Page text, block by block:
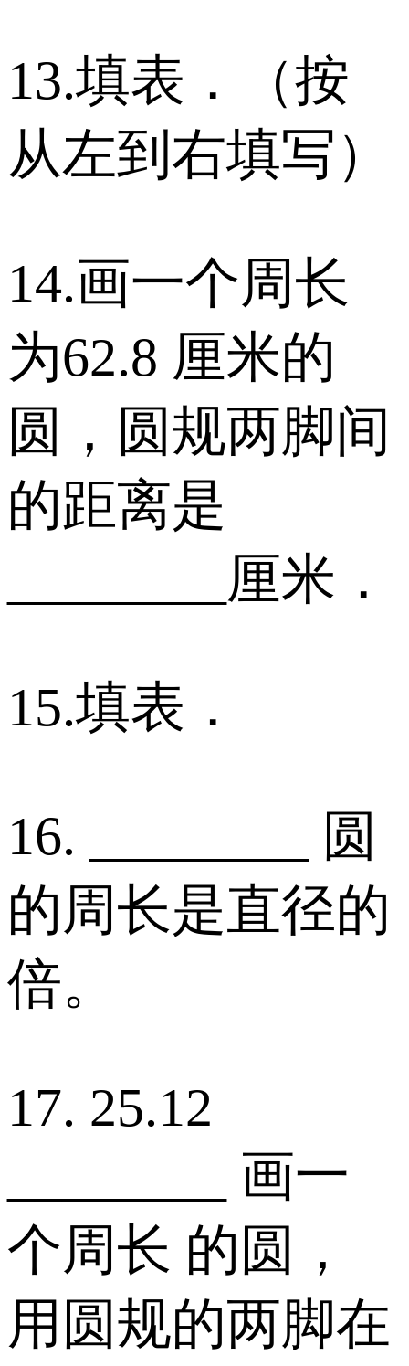
13.填表．（按
从左到右填写）
14.画一个周长
为62.8 厘米的
圆，圆规两脚间
的距离是
________厘米．
15.填表．
16. ________ 圆
的周长是直径的
倍。
17. 25.12
________ 画一
个周长 的圆，
用圆规的两脚在